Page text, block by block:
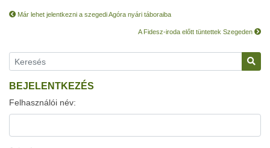
Már lehet jelentkezni a szegedi Agóra nyári táboraiba
A Fidesz-iroda előtt tüntettek Szegeden
BEJELENTKEZÉS
Felhasználói név: